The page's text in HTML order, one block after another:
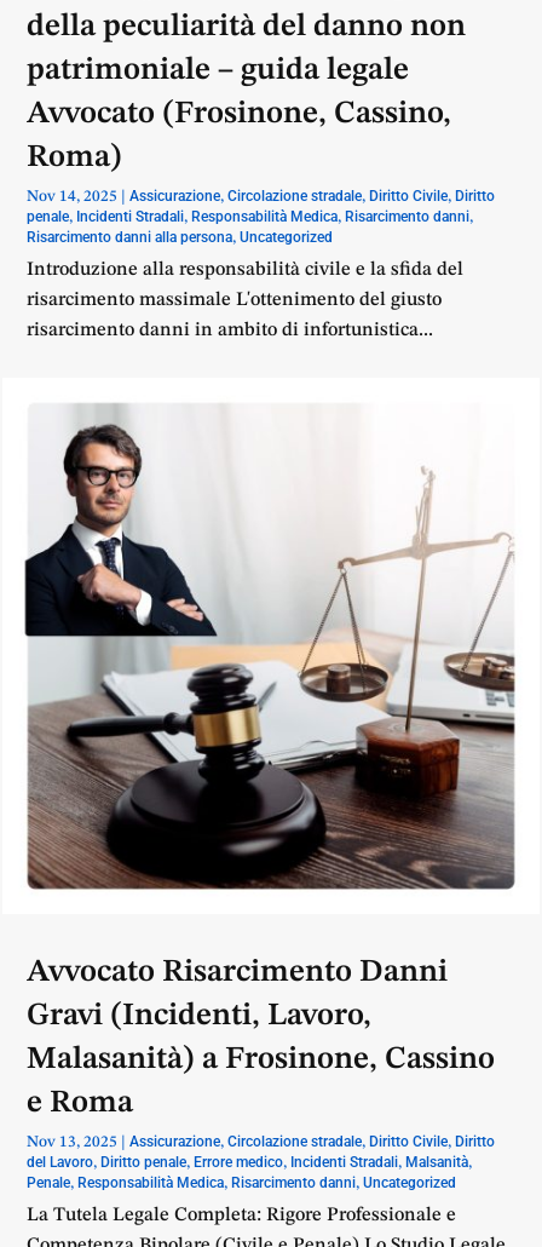
della peculiarità del danno non
patrimoniale – guida legale
Avvocato (Frosinone, Cassino,
Roma)
Nov 14, 2025 |Assicurazione,Circolazione stradale, Diritto Civile, Diritto
penale, Incidenti Stradali, Responsabilità Medica, Risarcimento danni,
Risarcimento danni alla persona,Uncategorized
Introduzione alla responsabilità civile e la sfida del
risarcimento massimale L'ottenimento del giusto
risarcimento danni in ambito di infortunistica...
Avvocato Risarcimento Danni
Gravi (Incidenti, Lavoro,
Malasanità) a Frosinone, Cassino
e Roma
Nov 13, 2025 |Assicurazione,Circolazione stradale, Diritto Civile, Diritto
del Lavoro, Diritto penale, Errore medico, Incidenti Stradali, Malsanità,
Penale, Responsabilità Medica, Risarcimento danni,Uncategorized
La Tutela Legale Completa: Rigore Professionale e